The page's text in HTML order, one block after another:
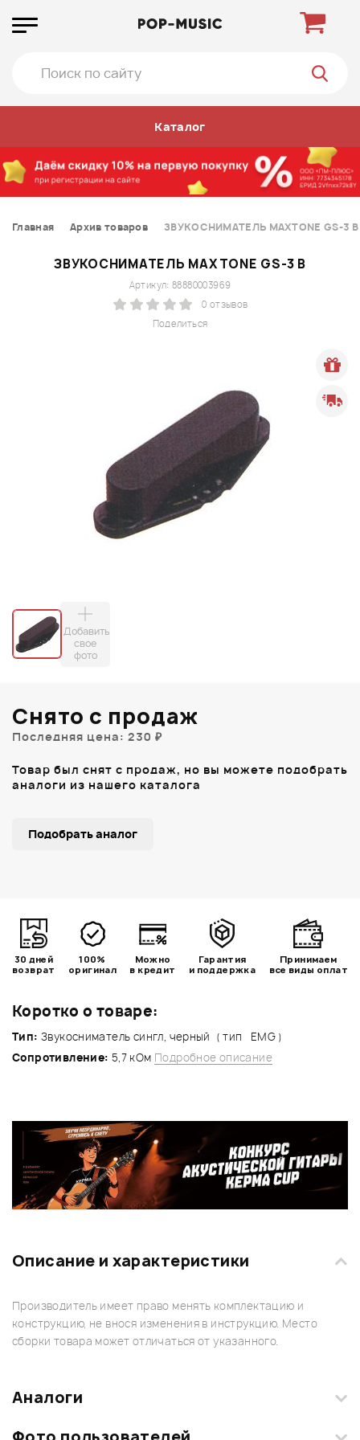
Каталог
Главная Архив товаров ЗВУКОСНИМАТЕЛЬ MAXTONE GS-3 B
ЗВУКОСНИМАТЕЛЬ MAXTONE GS-3 B
Поделиться
Артикул: 88880003969
0 отзывов
Добавить
свое
фото
Коротко о товаре:
Тип: Звукосниматель сингл, черный ( тип EMG )
Сопротивление: 5,7 кОм Подробное описание
Снято с продаж
Последняя цена: 230 ₽
Товар был снят с продаж, но вы можете подобрать
аналоги из нашего каталога
Подобрать аналог
30 дней
возврат
100%
оригинал
Можно
в кредит
Гарантия
и поддержка
Принимаем
все виды оплат
Описание и характеристики
Производитель имеет право менять комплектацию и
конструкцию, не внося изменения в инструкцию. Место
сборки товара может отличаться от указанного.
Аналоги